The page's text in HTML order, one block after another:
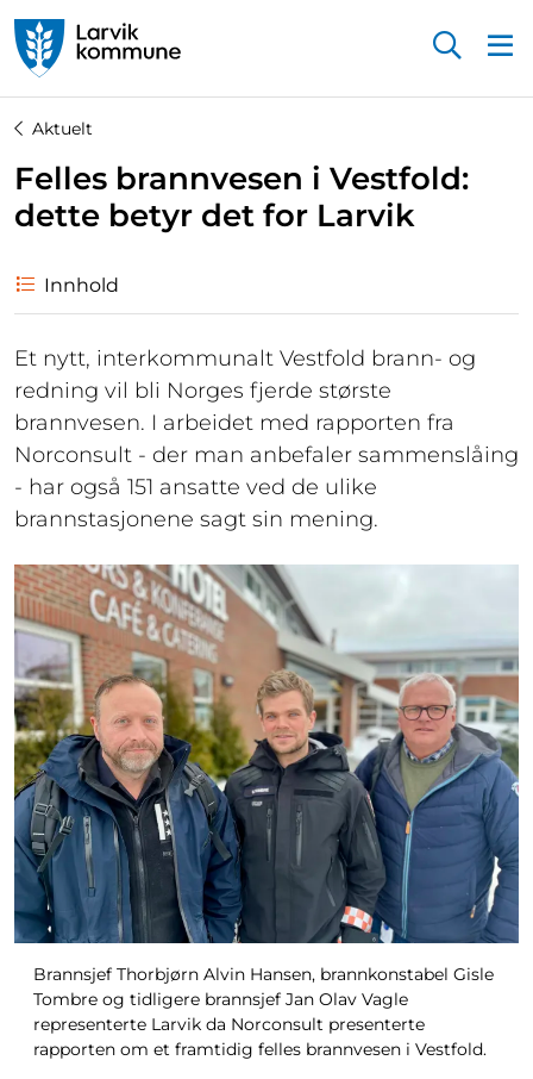
Aktuelt
Felles brannvesen i Vestfold:
dette betyr det for Larvik
Innhold
Et nytt, interkommunalt Vestfold brann- og
redning vil bli Norges fjerde største
brannvesen. I arbeidet med rapporten fra
Norconsult - der man anbefaler sammenslåing
- har også 151 ansatte ved de ulike
brannstasjonene sagt sin mening.
Brannsjef Thorbjørn Alvin Hansen, brannkonstabel Gisle
Tombre og tidligere brannsjef Jan Olav Vagle
representerte Larvik da Norconsult presenterte
rapporten om et framtidig felles brannvesen i Vestfold.